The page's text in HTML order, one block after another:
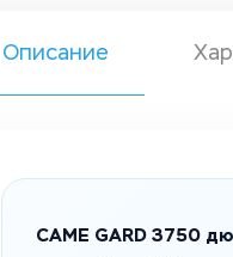
Описание
CAME GARD 3750